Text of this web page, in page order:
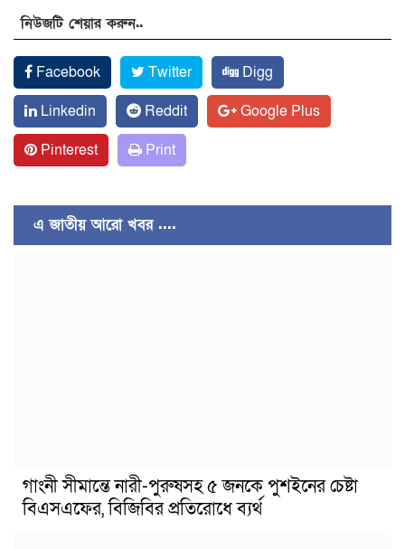
নিউজটি শেয়ার করুন..
Facebook Twitter
Digg
Linkedin
Reddit
Google Plus
Pinterest
Print
এ জাতীয় আরো খবর ....
গাংনী সীমান্তে নারী-পুরুষসহ ৫ জনকে পুশইনের চেষ্টা
বিএসএফের, বিজিবির প্রতিরোধে ব্যর্থ